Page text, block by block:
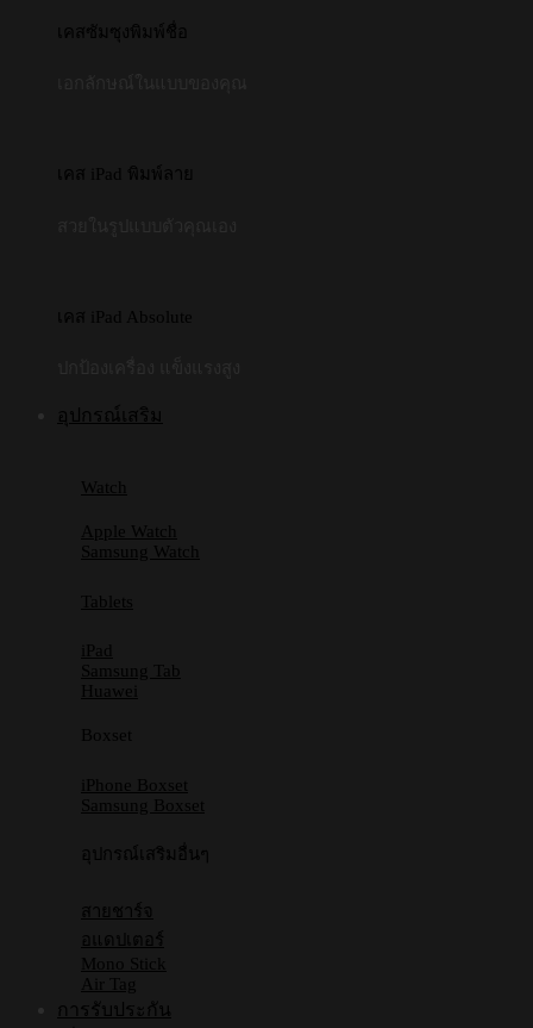
เคสซัมซุงพิมพ์ชื่อ
เคส iPad พิมพ์ลาย
เคส iPad Absolute
อุปกรณ์เสริม
Watch
Apple Watch
Samsung Watch
Tablets
iPad
Samsung Tab
Huawei
Boxset
iPhone Boxset
Samsung Boxset
อุปกรณ์เสริมอื่นๆ
สายชาร์จ
อแดปเตอร์
Mono Stick
Air Tag
การรับประกัน